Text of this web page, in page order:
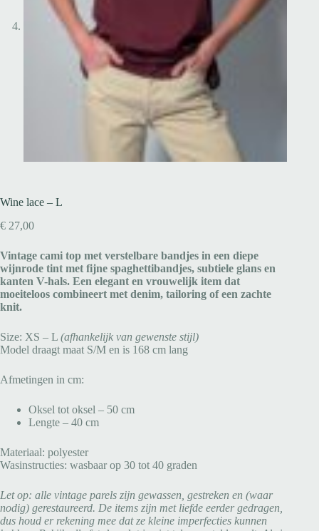
Wine lace – L
€ 27,00
Vintage cami top met verstelbare bandjes in een diepe
wijnrode tint met fijne spaghettibandjes, subtiele glans en
kanten V-hals. Een elegant en vrouwelijk item dat
moeiteloos combineert met denim, tailoring of een zachte
knit.
Size: XS – L (afhankelijk van gewenste stijl)
Model draagt maat S/M en is 168 cm lang
Afmetingen in cm:
Oksel tot oksel – 50 cm
Lengte – 40 cm
Materiaal: polyester
Wasinstructies: wasbaar op 30 tot 40 graden
Let op: alle vintage parels zijn gewassen, gestreken en (waar
nodig) gerestaureerd. De items zijn met liefde eerder gedragen,
dus houd er rekening mee dat ze kleine imperfecties kunnen